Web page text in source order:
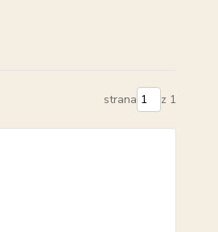
strana z 1